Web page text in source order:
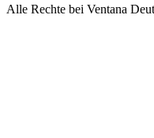
Alle Rechte bei Ventana